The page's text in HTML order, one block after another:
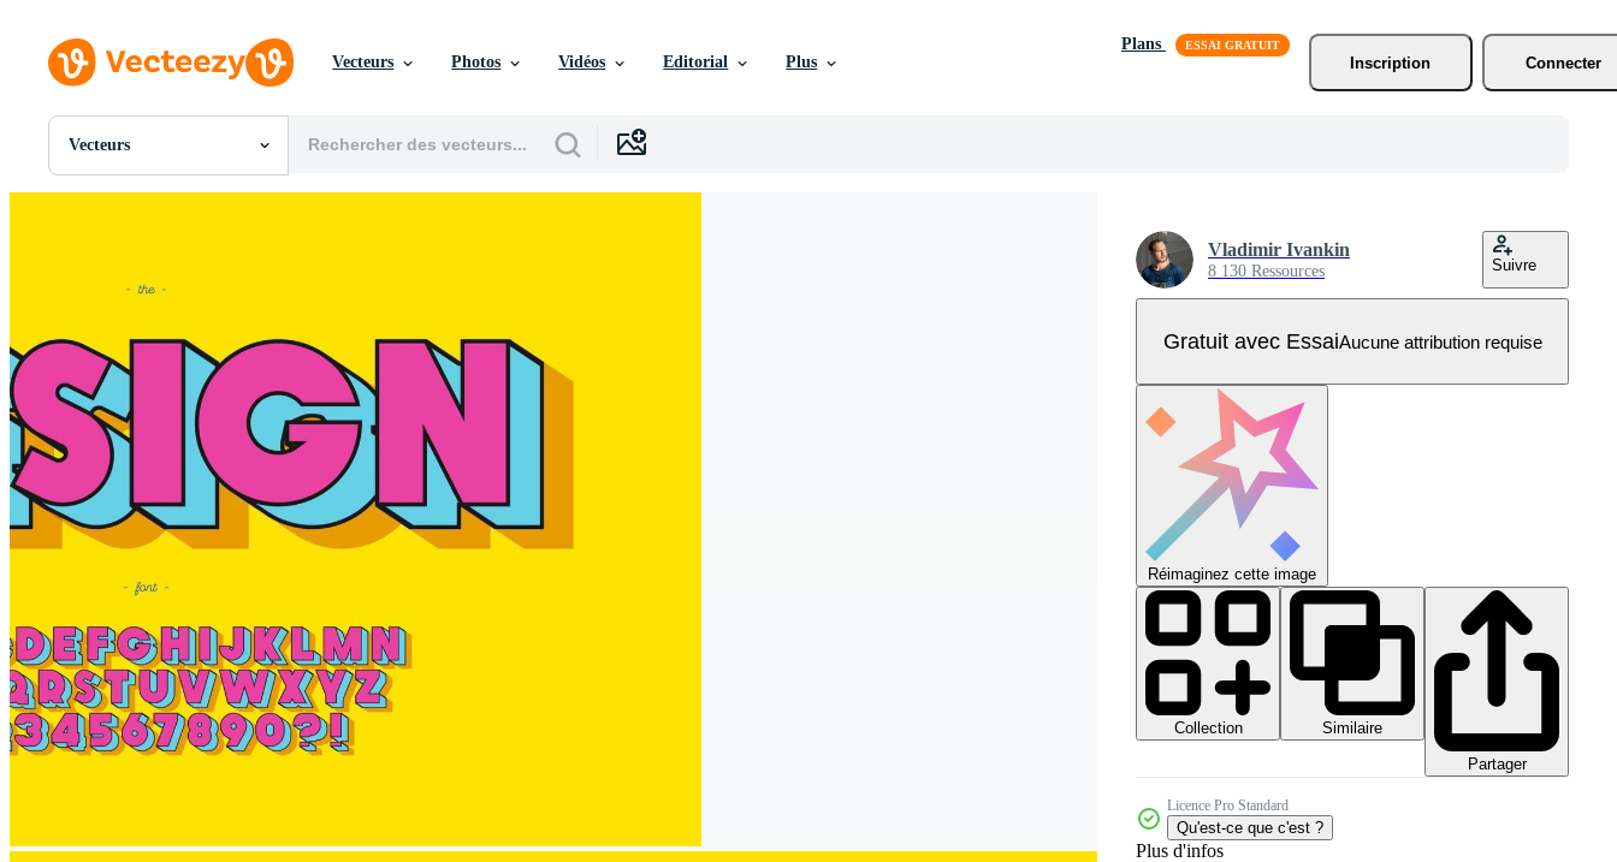
Vecteurs Photos Vidéos Editorial Plus
Plans
Inscription
Connecter
Vecteurs
Toutes Images
Modèles
Vidéos
Motion graphics
Images Éditoriales
Événements Éditoriaux
Vladimir Ivankin
8 130 Ressources Suivre
Gratuit avec EssaiAucune attribution requise
Réimaginez cette image
Collection
Similaire
Partager
Licence Pro Standard
Qu'est-ce que c'est ?
Plus d'infos